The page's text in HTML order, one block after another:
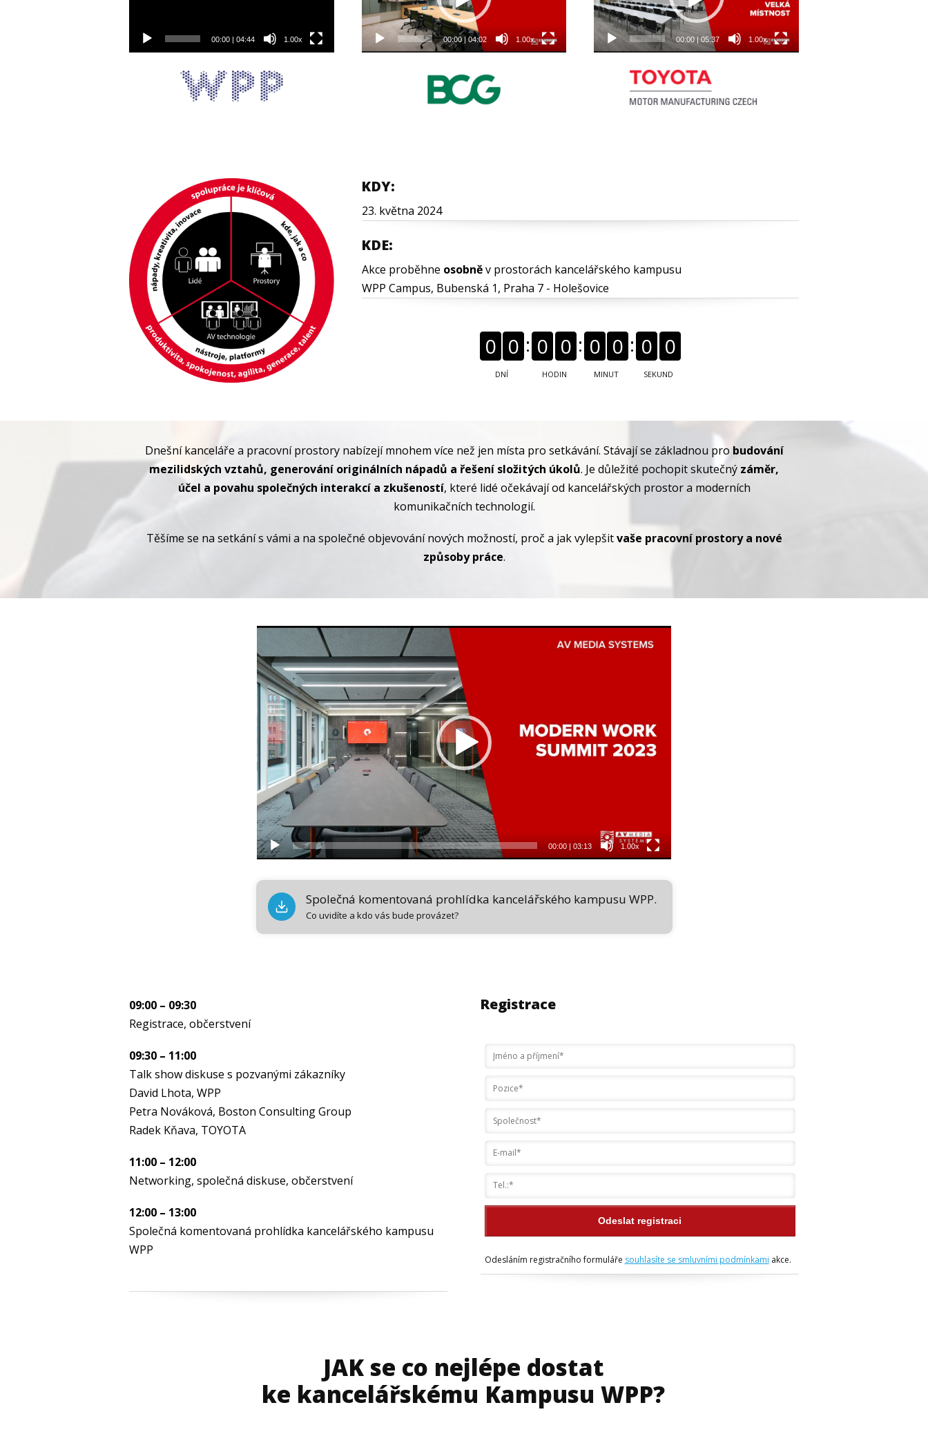
00:00| 04:44 1.00x 00:00|04:02 1.00x 00:00 05:37 1.00x
KDY:
23. května 2024
KDE:
Akce proběhne osobněv prostorách kancelářského kampusu
WPP Campus, Bubenská 1, Praha 7 - Holešovice
0 0
DNÍ
0 0
HODIN
0 0
MINUT
0 0
SEKUND
Dnešní kanceláře a pracovní prostory nabízejí mnohem více než jen místa pro setkávání. Stávají se základnou pro budování
mezilidských vztahů, generování originálních nápadů a řešení složitých úkolů. Je důležité pochopit skutečný záměr,
účel a povahu společných interakcí a zkušeností, které lidé očekávají od kancelářských prostor a moderních
komunikačních technologií.
Těšíme se na setkání s vámi a na společné objevování nových možností, proč a jak vylepšitvaše pracovní prostory a nové
způsoby práce.
přehrávač
00:00 | 03:13 1.00x
Společná komentovaná prohlídka kancelářského kampusu WPP.
Co uvidíte a kdo vás bude provázet?
09:00 – 09:30
Registrace, občerstvení
09:30 – 11:00
Talk show diskuse s pozvanými zákazníky
David Lhota, WPP
Petra Nováková, Boston Consulting Group
Radek Kňava, TOYOTA
11:00 – 12:00
Networking, společná diskuse, občerstvení
12:00 – 13:00
Společná komentovaná prohlídka kancelářského kampusu
WPP
Registrace
Odeslat registraci
Odesláním registračního formuláře souhlasíte se smluvními podmínkami akce.
JAK se co nejlépe dostat
ke kancelářskému Kampusu WPP?